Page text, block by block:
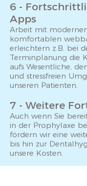
6 -
Apps
Arbeit mit
komfortablen
erleichtern z.B. bei
Terminplanung die
aufs Wesentliche,
und stressfreien
unseren Patienten.
7 - Weitere
Auch wenn Sie
in der Prophylaxe
fördern wir eine
bis hin zur
unsere Kosten.